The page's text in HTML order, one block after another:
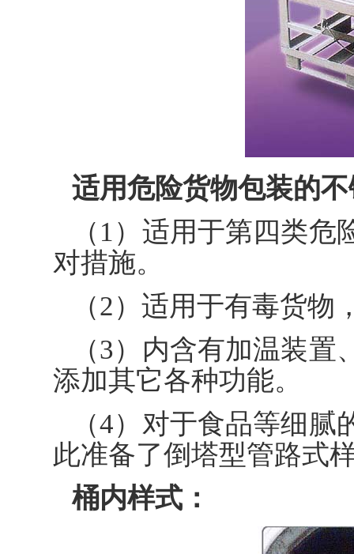
适用危险货物包装的
（1）适用于第四类
对措施。
（2）适用于有毒货
（3）内含有加温装置
添加其它各种功能。
（4）对于食品等细
此准备了倒塔型管路式
桶内样式：